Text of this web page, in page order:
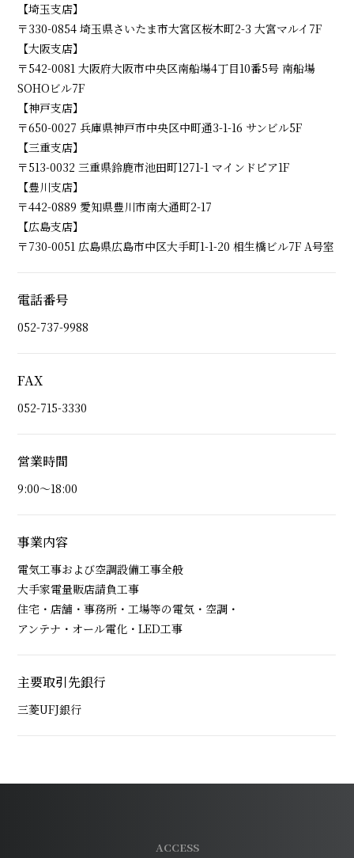
【埼玉支店】
〒330-0854 埼玉県さいたま市大宮区桜木町2-3 大宮マルイ7F
【大阪支店】
〒542-0081 大阪府大阪市中央区南船場4丁目10番5号 南船場
SOHOビル7F
【神戸支店】
〒650-0027 兵庫県神戸市中央区中町通3-1-16 サンビル5F
【三重支店】
〒513-0032 三重県鈴鹿市池田町1271-1 マインドピア1F
【豊川支店】
〒442-0889 愛知県豊川市南大通町2-17
【広島支店】
〒730-0051 広島県広島市中区大手町1-1-20 相生橋ビル7F A号室
電話番号
052-737-9988
FAX
052-715-3330
営業時間
9:00～18:00
事業内容
電気工事および空調設備工事全般
大手家電量販店請負工事
住宅・店舗・事務所・工場等の電気・空調・
アンテナ・オール電化・LED工事
主要取引先銀行
三菱UFJ銀行
ACCESS